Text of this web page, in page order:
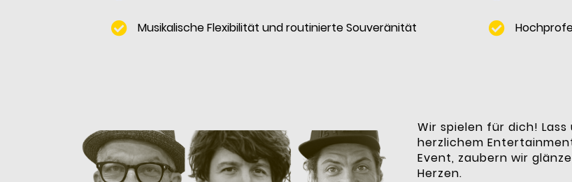
Musikalische Flexibilität und routinierte Souveränität
Wir spielen für dich!
herzlichem
Event, zaubern wir
Herzen.